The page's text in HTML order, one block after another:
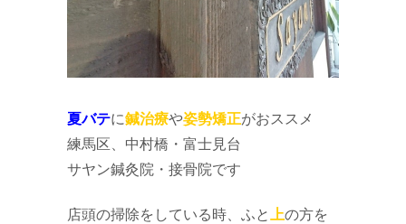
夏バテに鍼治療や姿勢矯正がおススメ
練馬区、中村橋・富士見台
サヤン鍼灸院・接骨院です
店頭の掃除をしている時、ふと 上の方を